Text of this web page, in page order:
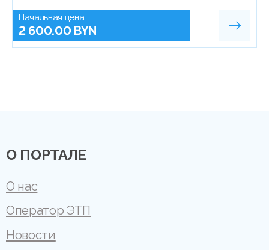
Начальная цена:
2 600.00 BYN
О ПОРТАЛЕ
О нас
Оператор ЭТП
Новости